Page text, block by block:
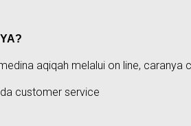
aqiqah melalui on line, caranya
customer service